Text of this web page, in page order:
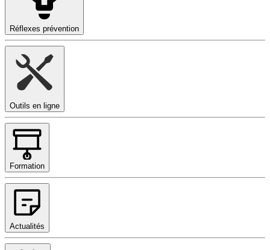
Réflexes prévention
Outils en ligne
Formation
Actualités